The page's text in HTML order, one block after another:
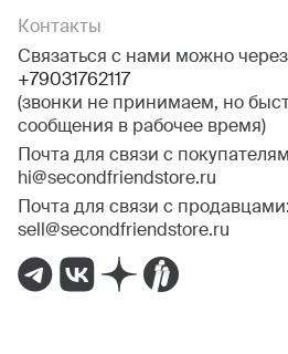
Контакты
Связаться с нами можно через
+79031762117
(звонки не принимаем, но
сообщения в рабочее время)
Почта для связи с
hi@secondfriendstore.ru
Почта для связи с продавцами:
sell@secondfriendstore.ru